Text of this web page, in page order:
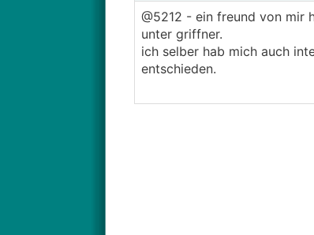
@5212 - ein freund von mir
unter griffner.
ich selber hab mich auch
entschieden.